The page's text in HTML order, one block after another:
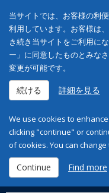
当サイトでは、お客様の利
利用しています。お客様は
き続き当サイトをご利用に
ー」に同意したものとみな
変更が可能です。
続ける 詳細を見る
We use cookies to
clicking "continue" or
of cookies. You can
Continue Find more